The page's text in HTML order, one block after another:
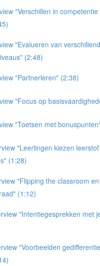
"Verschillen in
"Evalueren van
(2:48)
"Partnerleren" (2:38)
"Focus op
"Toetsen met
"Leerlingen kiezen
(1:28)
"Flipping the classroom
(1:12)
"Intentiegesprekken met
"Voorbeelden